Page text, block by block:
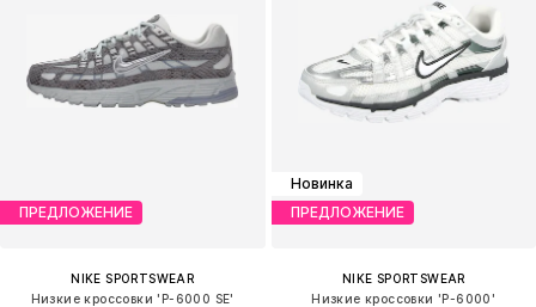
ПРЕДЛОЖЕНИЕ
NIKE SPORTSWEAR
Низкие кроссовки 'P-6000 SE'
Новинка
ПРЕДЛОЖЕНИЕ
NIKE SPORTSWEAR
Низкие кроссовки 'P-6000'